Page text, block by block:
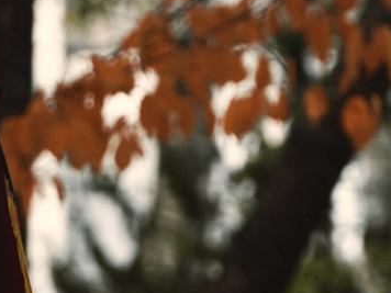
Företag
Guidning